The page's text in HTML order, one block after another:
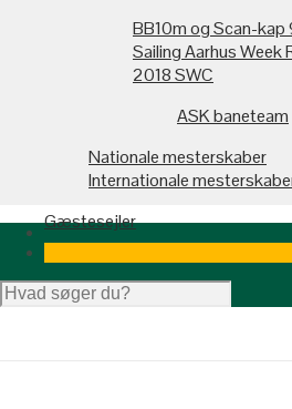
BB10m og Scan-
Sailing Aarhus
2018 SWC
ASK baneteam
Nationale mesterskaber
Internationale
Gæstesejler